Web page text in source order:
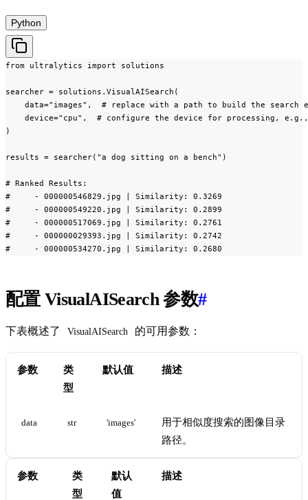
Python
from ultralytics import solutions
searcher = solutions.VisualAISearch(
data="images",  # replace with a path to build the search
device="cpu",  # configure the device for processing,
)
results = searcher("a dog sitting on a bench")
# Ranked Results:
#     - 000000546829.jpg | Similarity: 0.3269
#     - 000000549220.jpg | Similarity: 0.2899
#     - 000000517069.jpg | Similarity: 0.2761
#     - 000000029393.jpg | Similarity: 0.2742
#     - 000000534270.jpg | Similarity: 0.2680
配置 VisualAISearch 参数#
下表概述了 VisualAISearch 的可用参数：
参数
类
型
默认值 描述
data str 'images'
用于相似度搜索的图像目录
路径。
参数
类
型
默认
值
描述